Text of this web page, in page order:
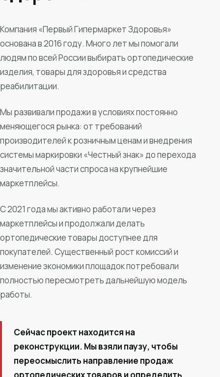
Компания «Первый Гипермаркет Здоровья»
основана в 2016 году. Много лет мы помогали
людям по всей России выбирать ортопедические
изделия, товары для здоровья и средства
реабилитации.
Мы развивали продажи в условиях постоянно
меняющегося рынка: от требований
производителей к розничным ценам и внедрения
системы маркировки «Честный знак» до перехода
значительной части спроса на крупнейшие
маркетплейсы.
С 2021 года мы активно работали через
маркетплейсы и продолжали делать
ортопедические товары доступнее для
покупателей. Существенный рост комиссий и
изменение экономики площадок потребовали
полностью пересмотреть дальнейшую модель
работы.
Сейчас проект находится на
реконструкции. Мы взяли паузу, чтобы
переосмыслить направление продаж